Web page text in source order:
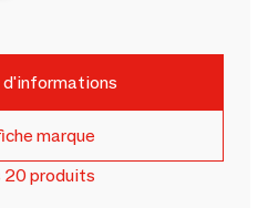
d'informations
marque
20 produits